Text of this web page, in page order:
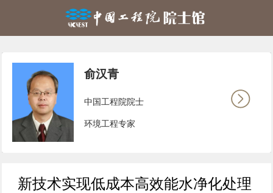
俞汉青
中国工程院院士
环境工程专家
新技术实现低成本高效能水净化处理